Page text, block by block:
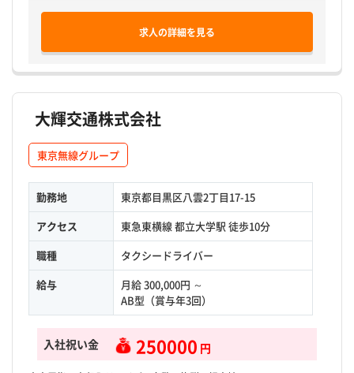
求人の詳細を見る
大輝交通株式会社
東京無線グループ
勤務地
東京都目黒区八雲2丁目17-15
アクセス
東急東横線 都立大学駅 徒歩10分
職種
タクシードライバー
給与
月給 300,000円 ～
AB型（賞与年3回）
入社祝い金 250000 円